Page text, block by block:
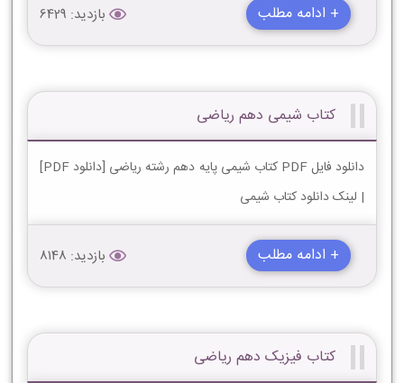
+ ادامه مطلب بازدید: 6429
کتاب شیمی دهم ریاضی
دانلود فایل PDF کتاب شیمی پایه دهم رشته ریاضی [دانلود PDF]
| لینک دانلود کتاب شیمی
+ ادامه مطلب بازدید: 8148
کتاب فیزیک دهم ریاضی